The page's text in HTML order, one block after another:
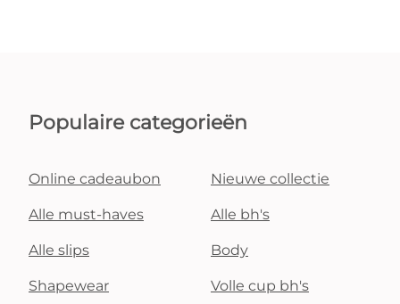
Populaire categorieën
Online cadeaubon Nieuwe collectie
Alle must-haves Alle bh's
Alle slips Body
Shapewear Volle cup bh's